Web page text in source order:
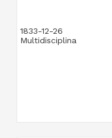
1833-12-26
Multidisciplina